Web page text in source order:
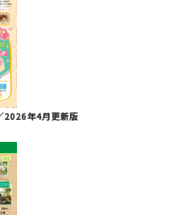
2026年4月更新版